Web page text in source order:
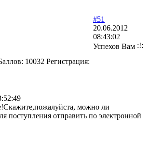
10032 Регистрация:
#51
20.06.2012
08:43:02
Успехов Вам
можно ли
поступления отправить по электронной